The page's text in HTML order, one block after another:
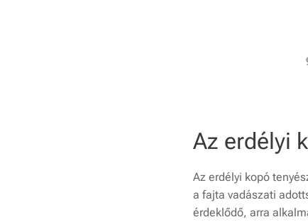
Az erdélyi
Az erdélyi kopó
a fajta vadászati
érdeklődő, arra